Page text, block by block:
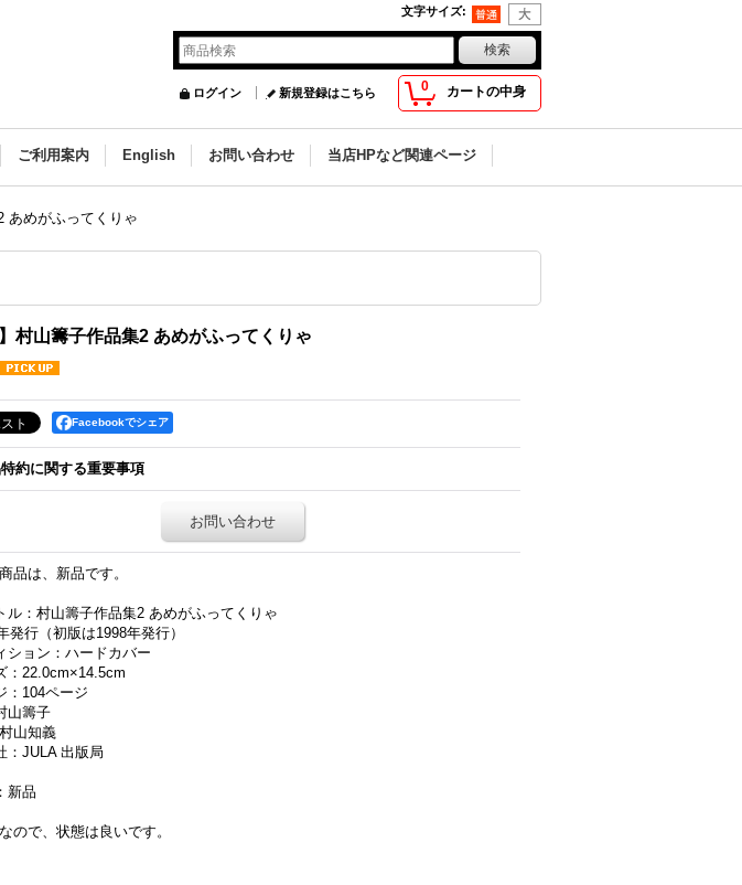
文字サイズ:
0 カートの中身
ログイン 新規登録はこちら
ご利用案内 English お問い合わせ 当店HPなど関連ページ
あめがふってくりゃ
】村山籌子作品集2 あめがふってくりゃ
Facebookでシェア
約に関する重要事項
お問い合わせ
品は、新品です。
ル：村山籌子作品集2 あめがふってくりゃ
発行（初版は1998年発行）
ション：ハードカバー
：22.0cm×14.5cm
：104ページ
山籌子
山知義
：JULA 出版局
新品
ので、状態は良いです。